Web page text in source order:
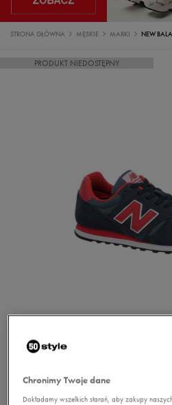
STRONA GŁÓWNA MĘSKIE MARKI NEW
PRODUKT NIEDOSTĘPNY
Chronimy Twoje dane
Dokładamy wszelkich starań, aby zakupy